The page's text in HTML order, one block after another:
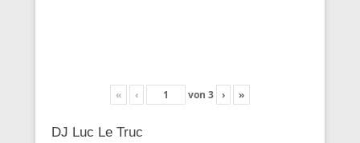
« ‹ von 3 › »
DJ Luc Le Truc